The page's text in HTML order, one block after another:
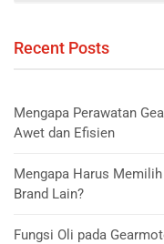
Recent Posts
Mengapa Perawatan
Awet dan Efisien
Mengapa Harus
Brand Lain?
Fungsi Oli pada